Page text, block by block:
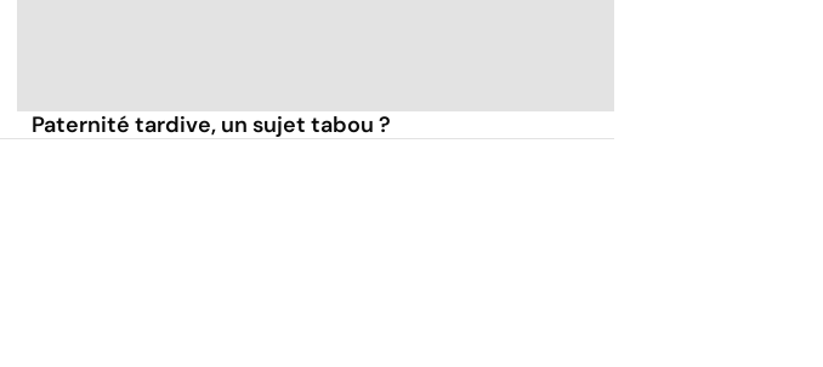
Paternité tardive, un sujet tabou ?